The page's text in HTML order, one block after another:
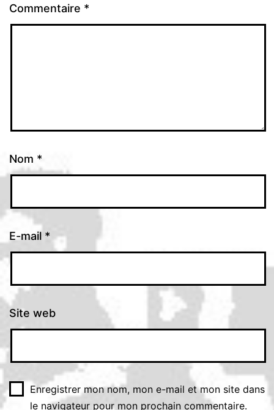
Commentaire *
Nom *
E-mail *
Site web
Enregistrer mon nom, mon e-mail et mon site dans
le navigateur pour mon prochain commentaire.